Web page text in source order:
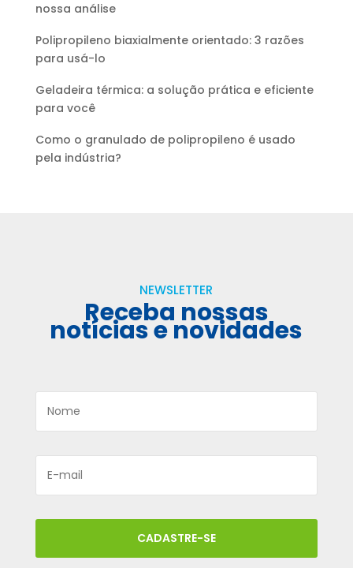
nossa análise
Polipropileno biaxialmente orientado: 3 razões
para usá-lo
Geladeira térmica: a solução prática e eficiente
para você
Como o granulado de polipropileno é usado
pela indústria?
NEWSLETTER
Receba nossas
notícias e novidades
CADASTRE-SE